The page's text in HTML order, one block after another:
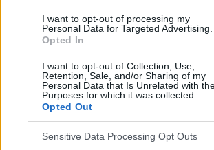
I want to opt-out of processing my
Personal Data for Targeted Advertising.
Opted In
I want to opt-out of Collection, Use,
Retention, Sale, and/or Sharing of my
Personal Data that Is Unrelated with
Purposes for which it was collected.
Opted Out
Sensitive Data Processing Opt Outs
Stosowanie zaleceń,
w terapii
Skuteczność opieki diabetologicznej
zdefiniować miarą, na ile pacjent,
zalecenia,zrealizuje je w swoim